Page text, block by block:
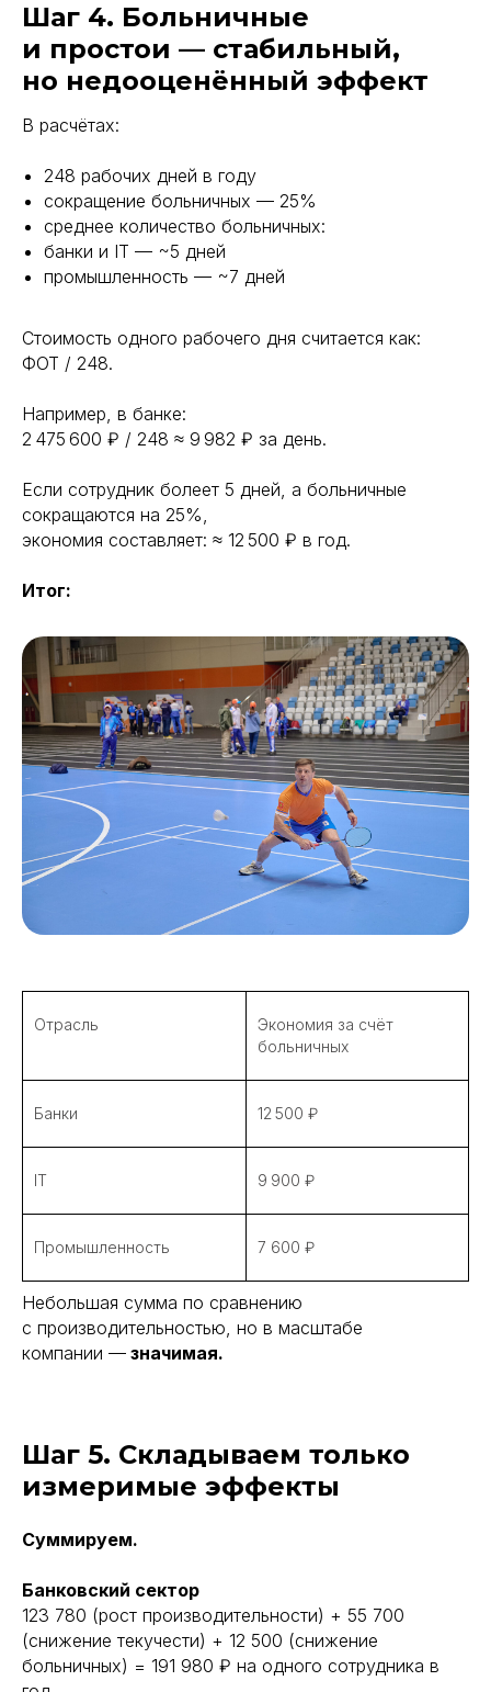
Шаг 4. Больничные
и простои — стабильный,
но недооценённый эффект
В расчётах:
248 рабочих дней в году
сокращение больничных — 25%
среднее количество больничных:
банки и IT — ~5 дней
промышленность — ~7 дней
Стоимость одного рабочего дня считается как:
ФОТ / 248.
Например, в банке:
2 475 600 ₽ / 248 ≈ 9 982 ₽ за день.
Если сотрудник болеет 5 дней, а больничные
сокращаются на 25%,
экономия составляет: ≈ 12 500 ₽ в год.
Итог:
Отрасль
Экономия за счёт
больничных
Банки 12 500 ₽
IT 9 900 ₽
Промышленность 7 600 ₽
Небольшая сумма по сравнению
с производительностью, но в масштабе
компании — значимая.
Шаг 5. Складываем только
измеримые эффекты
Суммируем.
Банковский сектор
123 780 (рост производительности) + 55 700
(снижение текучести) + 12 500 (снижение
больничных) = 191 980 ₽ на одного сотрудника в